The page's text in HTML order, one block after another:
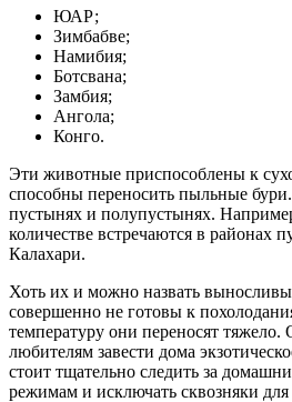
ЮАР;
Зимбабве;
Намибия;
Ботсвана;
Замбия;
Ангола;
Конго.
Эти животные приспособлены к
способны переносить пыльные
пустынях и полупустынях.
количестве встречаются в районах
Калахари.
Хоть их и можно назвать
совершенно не готовы к
температуру они переносят
любителям завести дома
стоит тщательно следить за
режимам и исключать сквозняки